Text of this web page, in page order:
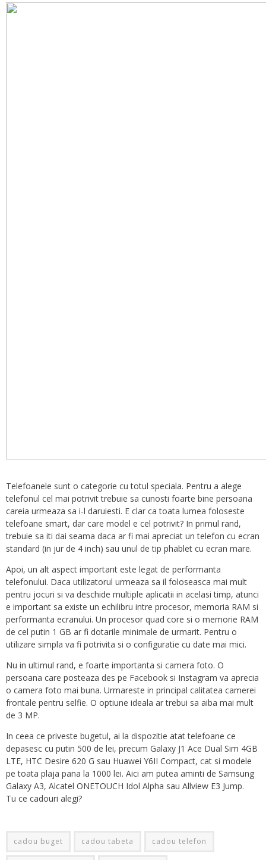
Telefoanele sunt o categorie cu totul speciala. Pentru a alege
telefonul cel mai potrivit trebuie sa cunosti foarte bine persoana
careia urmeaza sa i-l daruiesti. E clar ca toata lumea foloseste
telefoane smart, dar care model e cel potrivit? In primul rand,
trebuie sa iti dai seama daca ar fi mai apreciat un telefon cu ecran
standard (in jur de 4 inch) sau unul de tip phablet cu ecran mare.
Apoi, un alt aspect important este legat de performanta
telefonului. Daca utilizatorul urmeaza sa il foloseasca mai mult
pentru jocuri si va deschide multiple aplicatii in acelasi timp, atunci
e important sa existe un echilibru intre procesor, memoria RAM si
performanta ecranului. Un procesor quad core si o memorie RAM
de cel putin 1 GB ar fi dotarile minimale de urmarit. Pentru o
utilizare simpla va fi potrivita si o configuratie cu date mai mici.
Nu in ultimul rand, e foarte importanta si camera foto. O
persoana care posteaza des pe Facebook si Instagram va aprecia
o camera foto mai buna. Urmareste in principal calitatea camerei
frontale pentru selfie. O optiune ideala ar trebui sa aiba mai mult
de 3 MP.
In ceea ce priveste bugetul, ai la dispozitie atat telefoane ce
depasesc cu putin 500 de lei, precum Galaxy J1 Ace Dual Sim 4GB
LTE, HTC Desire 620 G sau Huawei Y6II Compact, cat si modele
pe toata plaja pana la 1000 lei. Aici am putea aminti de Samsung
Galaxy A3, Alcatel ONETOUCH Idol Alpha sau Allview E3 Jump.
Tu ce cadouri alegi?
cadou buget cadou tabeta cadou telefon